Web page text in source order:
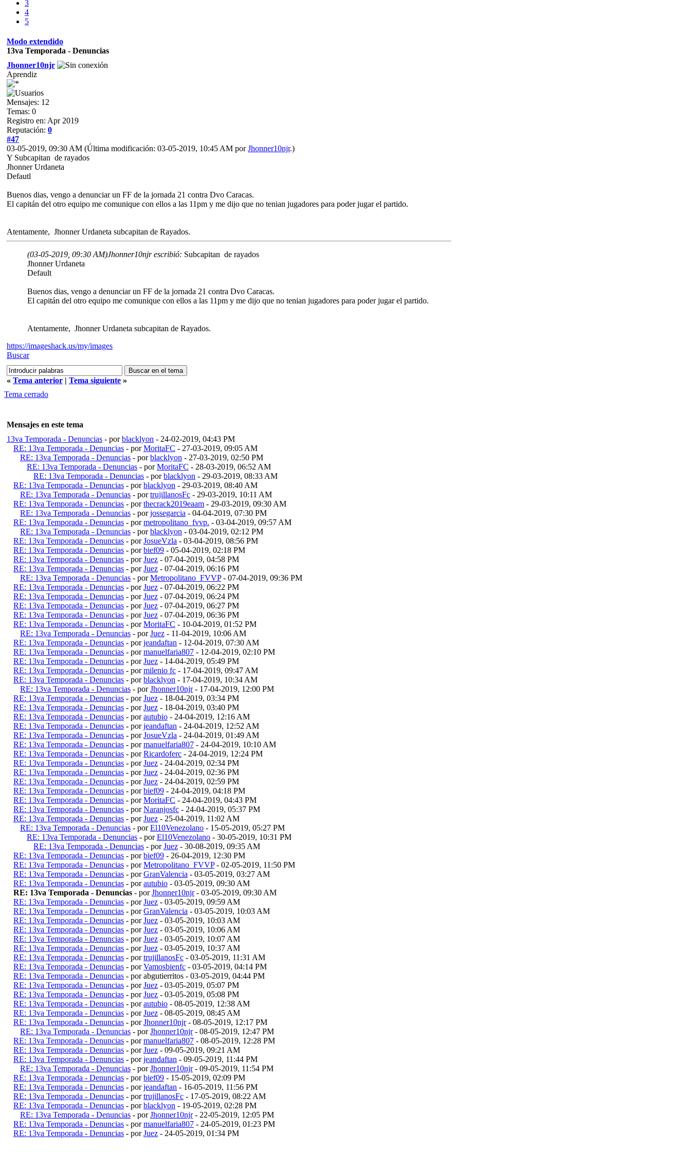
3
4
5
Modo extendido
13va Temporada - Denuncias
Jhonner10njr
Aprendiz
Mensajes: 12
Temas: 0
Registro en: Apr 2019
Reputación: 0
#47
03-05-2019, 09:30 AM (Última modificación: 03-05-2019, 10:45 AM porJhonner10njr.)
Y Subcapitan de rayados
Jhonner Urdaneta
Defautl
Buenos dias, vengo a denunciar un FF de la jornada 21 contra Dvo Caracas.
El capitán del otro equipo me comunique con ellos a las 11pm y me dijo que no tenian jugadores para poder jugar el partido.
Atentamente, Jhonner Urdaneta subcapitan de Rayados.
(03-05-2019, 09:30 AM)Jhonner10njr escribió: Subcapitan de rayados
Jhonner Urdaneta
Default
Buenos dias, vengo a denunciar un FF de la jornada 21 contra Dvo Caracas.
El capitán del otro equipo me comunique con ellos a las 11pm y me dijo que no tenian jugadores para poder jugar el partido.
Atentamente, Jhonner Urdaneta subcapitan de Rayados.
https://imageshack.us/my/images
Buscar
« Tema anterior | Tema siguiente »
Tema cerrado
Mensajes en este tema
13va Temporada - Denuncias - porblacklyon - 24-02-2019, 04:43 PM
RE: 13va Temporada - Denuncias - porMoritaFC - 27-03-2019, 09:05 AM
RE: 13va Temporada - Denuncias - porblacklyon - 27-03-2019, 02:50 PM
RE: 13va Temporada - Denuncias - porMoritaFC - 28-03-2019, 06:52 AM
RE: 13va Temporada - Denuncias - porblacklyon - 29-03-2019, 08:33 AM
RE: 13va Temporada - Denuncias - porblacklyon - 29-03-2019, 08:40 AM
RE: 13va Temporada - Denuncias - portrujillanosFc - 29-03-2019, 10:11 AM
RE: 13va Temporada - Denuncias - porthecrack2019eaam - 29-03-2019, 09:30 AM
RE: 13va Temporada - Denuncias - porjossegarcia - 04-04-2019, 07:30 PM
RE: 13va Temporada - Denuncias - pormetropolitano_fvvp. - 03-04-2019, 09:57 AM
RE: 13va Temporada - Denuncias - porblacklyon - 03-04-2019, 02:12 PM
RE: 13va Temporada - Denuncias - porJosueVzla - 03-04-2019, 08:56 PM
RE: 13va Temporada - Denuncias - porbief09 - 05-04-2019, 02:18 PM
RE: 13va Temporada - Denuncias - porJuez - 07-04-2019, 04:58 PM
RE: 13va Temporada - Denuncias - porJuez - 07-04-2019, 06:16 PM
RE: 13va Temporada - Denuncias - porMetropolitano_FVVP- 07-04-2019, 09:36 PM
RE: 13va Temporada - Denuncias - porJuez - 07-04-2019, 06:22 PM
RE: 13va Temporada - Denuncias - porJuez - 07-04-2019, 06:24 PM
RE: 13va Temporada - Denuncias - porJuez - 07-04-2019, 06:27 PM
RE: 13va Temporada - Denuncias - porJuez - 07-04-2019, 06:36 PM
RE: 13va Temporada - Denuncias - porMoritaFC - 10-04-2019, 01:52 PM
RE: 13va Temporada - Denuncias - porJuez - 11-04-2019, 10:06 AM
RE: 13va Temporada - Denuncias - porjeandaftan - 12-04-2019, 07:30 AM
RE: 13va Temporada - Denuncias - pormanuelfaria807 - 12-04-2019, 02:10 PM
RE: 13va Temporada - Denuncias - porJuez - 14-04-2019, 05:49 PM
RE: 13va Temporada - Denuncias - pormilenio fc - 17-04-2019, 09:47 AM
RE: 13va Temporada - Denuncias - porblacklyon - 17-04-2019, 10:34 AM
RE: 13va Temporada - Denuncias - porJhonner10njr- 17-04-2019, 12:00 PM
RE: 13va Temporada - Denuncias - porJuez - 18-04-2019, 03:34 PM
RE: 13va Temporada - Denuncias - porJuez - 18-04-2019, 03:40 PM
RE: 13va Temporada - Denuncias - porautubio - 24-04-2019, 12:16 AM
RE: 13va Temporada - Denuncias - porjeandaftan - 24-04-2019, 12:52 AM
RE: 13va Temporada - Denuncias - porJosueVzla - 24-04-2019, 01:49 AM
RE: 13va Temporada - Denuncias - pormanuelfaria807 - 24-04-2019, 10:10 AM
RE: 13va Temporada - Denuncias - porRicardoferc - 24-04-2019, 12:24 PM
RE: 13va Temporada - Denuncias - porJuez - 24-04-2019, 02:34 PM
RE: 13va Temporada - Denuncias - porJuez - 24-04-2019, 02:36 PM
RE: 13va Temporada - Denuncias - porJuez - 24-04-2019, 02:59 PM
RE: 13va Temporada - Denuncias - porbief09 - 24-04-2019, 04:18 PM
RE: 13va Temporada - Denuncias - porMoritaFC - 24-04-2019, 04:43 PM
RE: 13va Temporada - Denuncias - porNaranjosfc - 24-04-2019, 05:37 PM
RE: 13va Temporada - Denuncias - porJuez - 25-04-2019, 11:02 AM
RE: 13va Temporada - Denuncias - porEl10Venezolano - 15-05-2019, 05:27 PM
RE: 13va Temporada - Denuncias - porEl10Venezolano - 30-05-2019, 10:31 PM
RE: 13va Temporada - Denuncias - porJuez - 30-08-2019, 09:35 AM
RE: 13va Temporada - Denuncias - porbief09 - 26-04-2019, 12:30 PM
RE: 13va Temporada - Denuncias - porMetropolitano_FVVP- 02-05-2019, 11:50 PM
RE: 13va Temporada - Denuncias - porGranValencia - 03-05-2019, 03:27 AM
RE: 13va Temporada - Denuncias - porautubio - 03-05-2019, 09:30 AM
RE: 13va Temporada - Denuncias - porJhonner10njr- 03-05-2019, 09:30 AM
RE: 13va Temporada - Denuncias - porJuez - 03-05-2019, 09:59 AM
RE: 13va Temporada - Denuncias - porGranValencia - 03-05-2019, 10:03 AM
RE: 13va Temporada - Denuncias - porJuez - 03-05-2019, 10:03 AM
RE: 13va Temporada - Denuncias - porJuez - 03-05-2019, 10:06 AM
RE: 13va Temporada - Denuncias - porJuez - 03-05-2019, 10:07 AM
RE: 13va Temporada - Denuncias - porJuez - 03-05-2019, 10:37 AM
RE: 13va Temporada - Denuncias - portrujillanosFc - 03-05-2019, 11:31 AM
RE: 13va Temporada - Denuncias - porVamosbienfc - 03-05-2019, 04:14 PM
RE: 13va Temporada - Denuncias - por abgutierritos - 03-05-2019, 04:44 PM
RE: 13va Temporada - Denuncias - porJuez - 03-05-2019, 05:07 PM
RE: 13va Temporada - Denuncias - porJuez - 03-05-2019, 05:08 PM
RE: 13va Temporada - Denuncias - porautubio - 08-05-2019, 12:38 AM
RE: 13va Temporada - Denuncias - porJuez - 08-05-2019, 08:45 AM
RE: 13va Temporada - Denuncias - porJhonner10njr- 08-05-2019, 12:17 PM
RE: 13va Temporada - Denuncias - porJhonner10njr- 08-05-2019, 12:47 PM
RE: 13va Temporada - Denuncias - pormanuelfaria807 - 08-05-2019, 12:28 PM
RE: 13va Temporada - Denuncias - porJuez - 09-05-2019, 09:21 AM
RE: 13va Temporada - Denuncias - porjeandaftan - 09-05-2019, 11:44 PM
RE: 13va Temporada - Denuncias - porJhonner10njr- 09-05-2019, 11:54 PM
RE: 13va Temporada - Denuncias - porbief09 - 15-05-2019, 02:09 PM
RE: 13va Temporada - Denuncias - porjeandaftan - 16-05-2019, 11:56 PM
RE: 13va Temporada - Denuncias - portrujillanosFc - 17-05-2019, 08:22 AM
RE: 13va Temporada - Denuncias - porblacklyon - 19-05-2019, 02:28 PM
RE: 13va Temporada - Denuncias - porJhonner10njr- 22-05-2019, 12:05 PM
RE: 13va Temporada - Denuncias - pormanuelfaria807 - 24-05-2019, 01:23 PM
RE: 13va Temporada - Denuncias - porJuez - 24-05-2019, 01:34 PM